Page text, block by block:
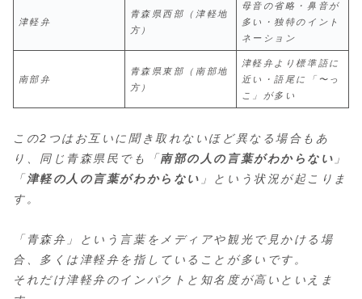
津軽弁
青森県西部（津軽地
方）
母音の省略・鼻音が
多い・独特のイント
ネーション
南部弁
青森県東部（南部地
方）
津軽弁より標準語に
近い・語尾に「〜っ
こ」が多い
この2つはお互いに聞き取れないほど異なる場合もあ
り、同じ青森県民でも「 南部の人の言葉がわからない 」
「 津軽の人の言葉がわからない 」という状況が起こりま
す。
「青森弁」という言葉をメディアや観光で見かける場
合、多くは津軽弁を指していることが多いです。
それだけ津軽弁のインパクトと知名度が高いといえま